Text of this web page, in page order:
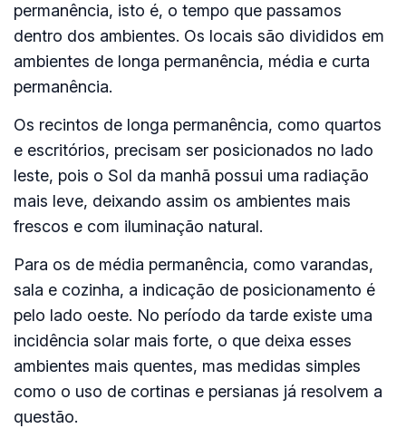
permanência, isto é, o tempo que passamos
dentro dos ambientes. Os locais são divididos em
ambientes de longa permanência, média e curta
permanência.
Os recintos de longa permanência, como quartos
e escritórios, precisam ser posicionados no lado
leste, pois o Sol da manhã possui uma radiação
mais leve, deixando assim os ambientes mais
frescos e com iluminação natural.
Para os de média permanência, como varandas,
sala e cozinha, a indicação de posicionamento é
pelo lado oeste. No período da tarde existe uma
incidência solar mais forte, o que deixa esses
ambientes mais quentes, mas medidas simples
como o uso de cortinas e persianas já resolvem a
questão.